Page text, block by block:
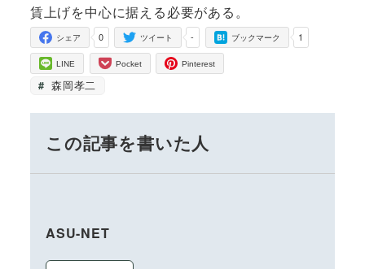
賃上げを中心に据える必要がある。
0
シェア -
ツイート 1
ブックマーク
LINE Pocket Pinterest
森岡孝二
この記事を書いた人
ASU-NET